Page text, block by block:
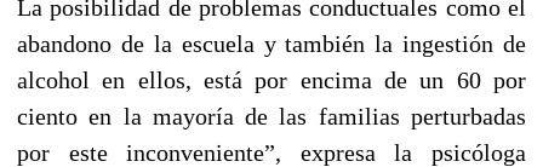
La posibilidad de problemas conductuales como el
abandono de la escuela y también la ingestión de
alcohol en ellos, está por encima de un 60 por
ciento en la mayoría de las familias perturbadas
por este inconveniente”, expresa la psicóloga